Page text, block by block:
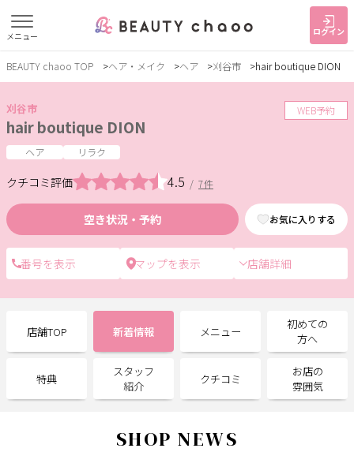
メニュー ログイン
すでに会員の方 はじめてご利用の方
ジャンルで探す
ヘア・メイク ネイル・まつげ エステ
リラク・整体
スクール・
トレーニング
メンズ
大人女子トピック ランキング
プライバシーポリシー
サイトマップ
BEAUTY chaoo TOP ヘア・メイク ヘア 刈谷市 hair boutique DION
刈谷市
hair boutique DION
ヘア リラク
空き状況・予約 お気に入りする
クチコミ評価 4.5 / 7件
店舗詳細
WEB予約
店舗TOP 新着情報 メニュー
初めての
方へ
特典
スタッフ
紹介
クチコミ
お店の
雰囲気
SHOP NEWS